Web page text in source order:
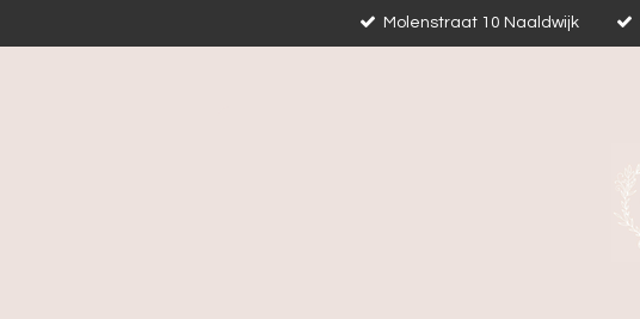
Molenstraat 10 Naaldwijk